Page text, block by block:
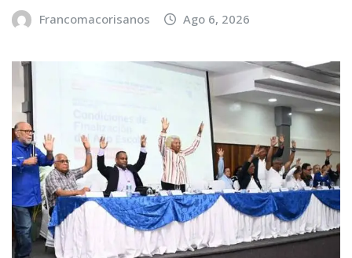
Francomacorisanos Ago 6, 2026